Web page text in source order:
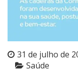
31 de julho de
Saúde